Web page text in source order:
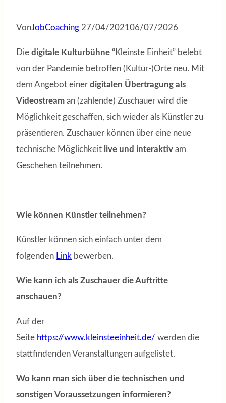
VonJobCoaching 27/04/202106/07/2026
Die digitale Kulturbühne “Kleinste Einheit” belebt
von der Pandemie betroffen (Kultur-)Orte neu. Mit
dem Angebot einer digitalen Übertragung als
Videostream an (zahlende) Zuschauer wird die
Möglichkeit geschaffen, sich wieder als Künstler zu
präsentieren. Zuschauer können über eine neue
technische Möglichkeit live und interaktiv am
Geschehen teilnehmen.
Wie können Künstler teilnehmen?
Künstler können sich einfach unter dem
folgenden Link bewerben.
Wie kann ich als Zuschauer die Auftritte
anschauen?
Auf der
Seite https://www.kleinsteeinheit.de/ werden die
stattfindenden Veranstaltungen aufgelistet.
Wo kann man sich über die technischen und
sonstigen Voraussetzungen informieren?